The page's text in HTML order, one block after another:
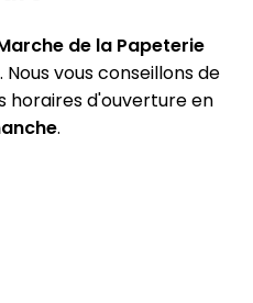
de la Papeterie
vous conseillons de
horaires d'ouverture en
.